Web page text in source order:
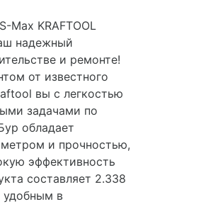
Max KRAFTOOL
надежный
и ремонте!
от известного
вы с легкостью
задачами по
обладает
и прочностью,
эффективность
составляет 2.338
удобным в